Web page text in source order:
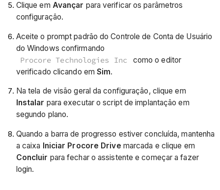
Clique em Avançar para verificar os parâmetros
configuração.
Aceite o prompt padrão do Controle de Conta de Usuário
do Windows confirmando
Procore Technologies Inc
como o editor
verificado clicando emSim.
Na tela de visão geral da configuração, clique em
Instalar para executar o script de implantação em
segundo plano.
Quando a barra de progresso estiver concluída, mantenha
a caixa Iniciar Procore Drive marcada e clique em
Concluir para fechar o assistente e começar a fazer
login.